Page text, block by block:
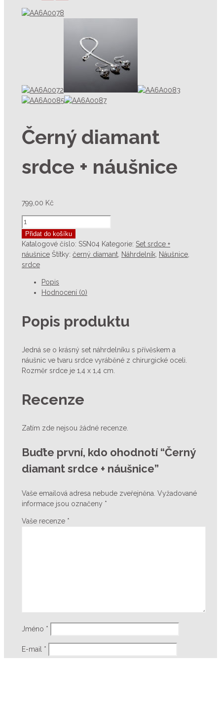
Černý diamant
srdce + náušnice
799,00 Kč
Přidat do košíku
Katalogové číslo: SSN04 Kategorie: Set srdce +
náušnice Štítky: černý diamant Náhrdelník Náušnice
srdce
Popis
Hodnocení (0)
Popis produktu
Jedná se o krásný set náhrdelníku s přívěskem a
náušnic ve tvaru srdce vyráběné z chirurgické oceli.
Rozměr srdce je 1,4 x 1,4 cm.
Recenze
Zatím zde nejsou žádné recenze.
Buďte první, kdo ohodnotí “Černý
diamant srdce + náušnice”
Vaše emailová adresa nebude zveřejněna. Vyžadované
informace jsou označeny *
Vaše recenze *
Jméno *
E-mail *